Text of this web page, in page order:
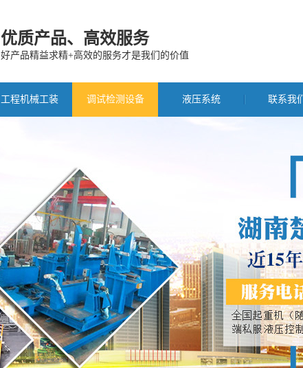
优质产品、高效服务
好产品精益求精+高效的服务才是我们的价值
工程机械工装 调试检测设备 液压系统 联系我们